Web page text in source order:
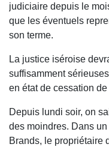
judiciaire depuis le
que les éventuels
son terme.
La justice iséroise
suffisamment
en état de cessation
Depuis lundi soir, on
des moindres. Dans
Brands, le propriétaire